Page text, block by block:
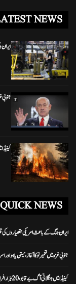
NEWS
جنوبی
کینیڈا میں
QUICK NEWS
ایران جنگ کے باعث امریکی ہتھیاروں کی
جنوبی غزہ میں تعمیر نو کا آغاز، نیتن
کینیڈا میں جنگلاتی آگ بے قابو، 20 ہزار افراد کا انخلا، ایمرجنسی نافذ